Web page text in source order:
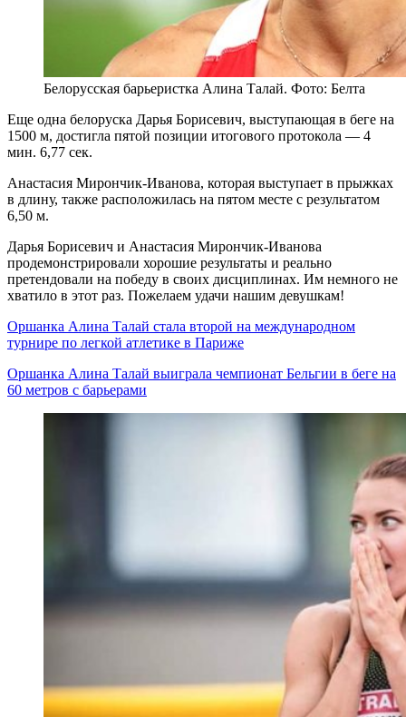
Белорусская барьеристка Алина Талай. Фото: Белта
Еще одна белоруска Дарья Борисевич, выступающая в беге на
1500 м, достигла пятой позиции итогового протокола — 4
мин. 6,77 сек.
Анастасия Мирончик-Иванова, которая выступает в прыжках
в длину, также расположилась на пятом месте с результатом
6,50 м.
Дарья Борисевич и Анастасия Мирончик-Иванова
продемонстрировали хорошие результаты и реально
претендовали на победу в своих дисциплинах. Им немного не
хватило в этот раз. Пожелаем удачи нашим девушкам!
Оршанка Алина Талай стала второй на международном
турнире по легкой атлетике в Париже
Оршанка Алина Талай выиграла чемпионат Бельгии в беге на
60 метров с барьерами